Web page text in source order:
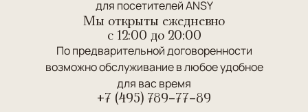
для посетителей ANSY
Мы открыты ежедневно
c 12:00 до 20:00
По предварительной договоренности
возможно обслуживание в любое удобное
для вас время
+7 (495) 789-77-89